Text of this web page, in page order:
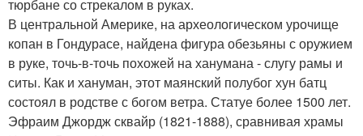
тюрбане со стрекалом в руках.
В центральной Америке, на археологическом урочище
копан в Гондурасе, найдена фигура обезьяны с оружием
в руке, точь-в-точь похожей на ханумана - слугу рамы и
ситы. Как и хануман, этот маянский полубог хун батц
состоял в родстве с богом ветра. Статуе более 1500 лет.
Эфраим Джордж сквайр (1821-1888), сравнивая храмы